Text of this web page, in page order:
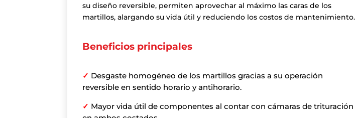
su diseño reversible, permiten aprovechar al máximo las caras de los
martillos, alargando su vida útil y reduciendo los costos de mantenimiento.
Beneficios principales
✓ Desgaste homogéneo de los martillos gracias a su operación
reversible en sentido horario y antihorario.
✓ Mayor vida útil de componentes al contar con cámaras de trituración